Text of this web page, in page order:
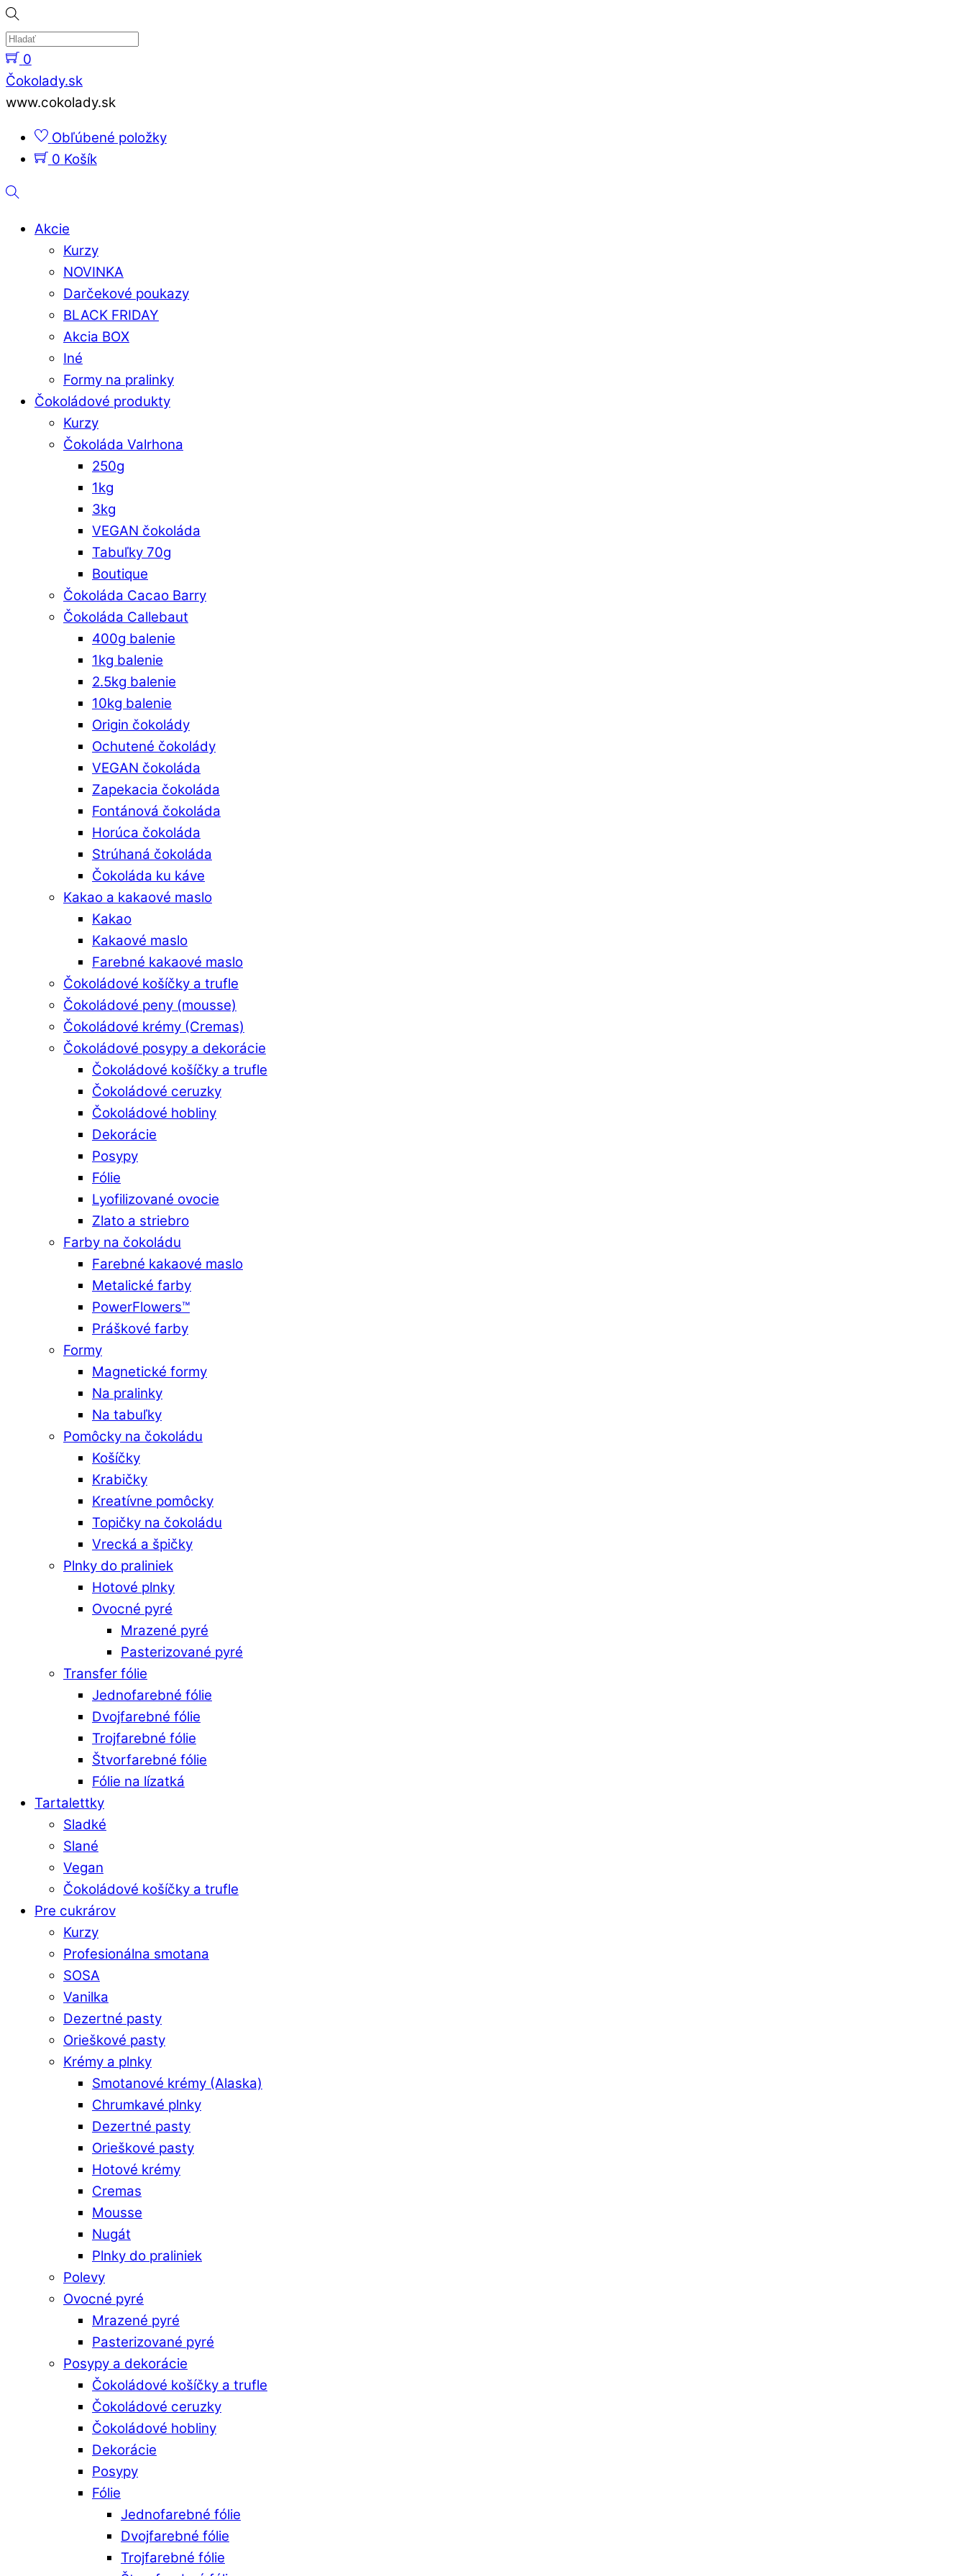
Skip
to
content
0
Menu
Čokolady.sk
www.cokolady.sk
Obľúbené položky
0 Košík
Hladať
Akcie
Kurzy
NOVINKA
Darčekové poukazy
BLACK FRIDAY
Akcia BOX
Iné
Formy na pralinky
Čokoládové produkty
Kurzy
Čokoláda Valrhona
250g
1kg
3kg
VEGAN čokoláda
Tabuľky 70g
Boutique
Čokoláda Cacao Barry
Čokoláda Callebaut
400g balenie
1kg balenie
2.5kg balenie
10kg balenie
Origin čokolády
Ochutené čokolády
VEGAN čokoláda
Zapekacia čokoláda
Fontánová čokoláda
Horúca čokoláda
Strúhaná čokoláda
Čokoláda ku káve
Kakao a kakaové maslo
Kakao
Kakaové maslo
Farebné kakaové maslo
Čokoládové košíčky a trufle
Čokoládové peny (mousse)
Čokoládové krémy (Cremas)
Čokoládové posypy a dekorácie
Čokoládové košíčky a trufle
Čokoládové ceruzky
Čokoládové hobliny
Dekorácie
Posypy
Fólie
Lyofilizované ovocie
Zlato a striebro
Farby na čokoládu
Farebné kakaové maslo
Metalické farby
PowerFlowers™
Práškové farby
Formy
Magnetické formy
Na pralinky
Na tabuľky
Pomôcky na čokoládu
Košíčky
Krabičky
Kreatívne pomôcky
Topičky na čokoládu
Vrecká a špičky
Plnky do praliniek
Hotové plnky
Ovocné pyré
Mrazené pyré
Pasterizované pyré
Transfer fólie
Jednofarebné fólie
Dvojfarebné fólie
Trojfarebné fólie
Štvorfarebné fólie
Fólie na lízatká
Tartalettky
Sladké
Slané
Vegan
Čokoládové košíčky a trufle
Pre cukrárov
Kurzy
Profesionálna smotana
SOSA
Vanilka
Dezertné pasty
Orieškové pasty
Krémy a plnky
Smotanové krémy (Alaska)
Chrumkavé plnky
Dezertné pasty
Orieškové pasty
Hotové krémy
Cremas
Mousse
Nugát
Plnky do praliniek
Polevy
Ovocné pyré
Mrazené pyré
Pasterizované pyré
Posypy a dekorácie
Čokoládové košíčky a trufle
Čokoládové ceruzky
Čokoládové hobliny
Dekorácie
Posypy
Fólie
Jednofarebné fólie
Dvojfarebné fólie
Trojfarebné fólie